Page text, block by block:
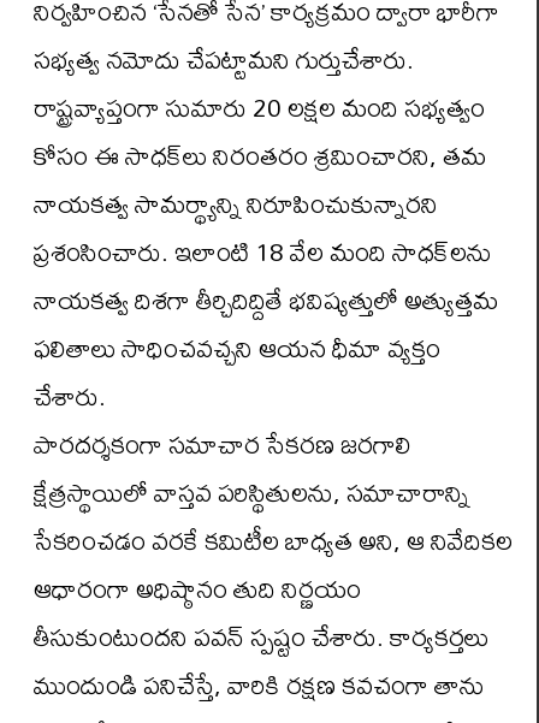
నిర్వహించిన ‘సేనతో సేన’ కార్యక్రమం ద్వారా భారీగా
సభ్యత్వ నమోదు చేపట్టామని గుర్తుచేశారు.
రాష్ట్రవ్యాప్తంగా సుమారు 20 లక్షల మంది సభ్యత్వం
కోసం ఈ సాధక్‌లు నిరంతరం శ్రమించారని, తమ
నాయకత్వ సామర్థ్యాన్ని నిరూపించుకున్నారని
ప్రశంసించారు. ఇలాంటి 18 వేల మంది సాధక్‌లను
నాయకత్వ దిశగా తీర్చిదిద్దితే భవిష్యత్తులో అత్యుత్తమ
ఫలితాలు సాధించవచ్చని ఆయన ధీమా వ్యక్తం
చేశారు.
పారదర్శకంగా సమాచార సేకరణ జరగాలి
క్షేత్రస్థాయిలో వాస్తవ పరిస్థితులను, సమాచారాన్ని
సేకరించడం వరకే కమిటీల బాధ్యత అని, ఆ నివేదికల
ఆధారంగా అధిష్ఠానం తుది నిర్ణయం
తీసుకుంటుందని పవన్ స్పష్టం చేశారు. కార్యకర్తలు
ముందుండి పనిచేస్తే, వారికి రక్షణ కవచంగా తాను